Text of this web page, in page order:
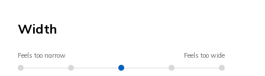
Width
Feels too narrow Feels too wide